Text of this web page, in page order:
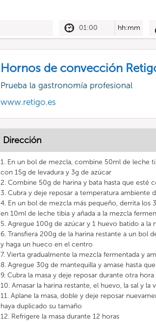
01:00 hh:mm
Hornos de convección
Prueba la gastronomía profesional
www.retigo.es
Dirección
1. En un bol de mezcla, combine 50ml de leche
con 15g de levadura y 3g de azúcar
2. Combine 50g de harina y bata hasta que esté
3. Cubra y deje reposar a temperatura ambiente
4. En un bol de mezcla más pequeño, derrita los
en 10ml de leche tibia y añada a la mezcla
5. Agregue 100g de azúcar y 1 huevo batido a la
6. Transfiera 200g de la harina restante a un bol
y haga un hueco en el centro
7. Vierta gradualmente la mezcla fermentada y
8. Agregue 30g de mantequilla y amase hasta
9. Cubra la masa y deje reposar durante otra hora
10. Amasar la harina restante, el huevo, la sal y la
11. Aplane la masa, doble y deje reposar
haya duplicado su tamaño
12. Refrigere la masa durante 12 horas